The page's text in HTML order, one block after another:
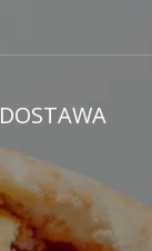
DOSTAWA